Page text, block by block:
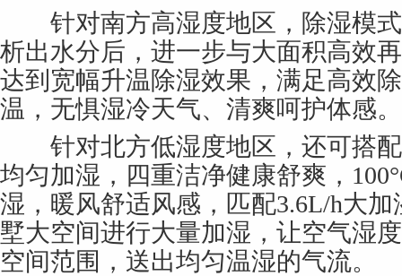
针对南方高湿度地区，除湿模式
析出水分后，进一步与大面积高效
达到宽幅升温除湿效果，满足高效
温，无惧湿冷天气、清爽呵护体感。
针对北方低湿度地区，还可搭配
均匀加湿，四重洁净健康舒爽，
湿，暖风舒适风感，匹配3.6L/h大
墅大空间进行大量加湿，让空气湿
空间范围，送出均匀温湿的气流。